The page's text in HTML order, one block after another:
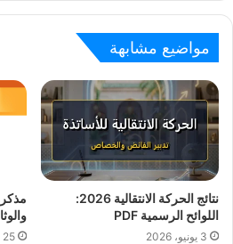
مواضيع مشابهة
نتائج الحركة الانتقالية 2026:
اللوائح الرسمية PDF
3 يونيو، 2026 25 ماي، 2026